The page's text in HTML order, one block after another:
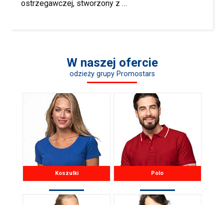
ostrzegawczej, stworzony z …
W naszej ofercie
odzieży grupy Promostars
Koszulki Polo